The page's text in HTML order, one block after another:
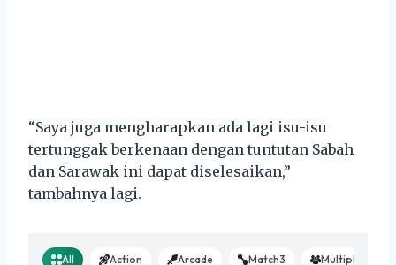
“Saya juga mengharapkan ada lagi isu-isu
tertunggak berkenaan dengan tuntutan Sabah
dan Sarawak ini dapat diselesaikan,”
tambahnya lagi.